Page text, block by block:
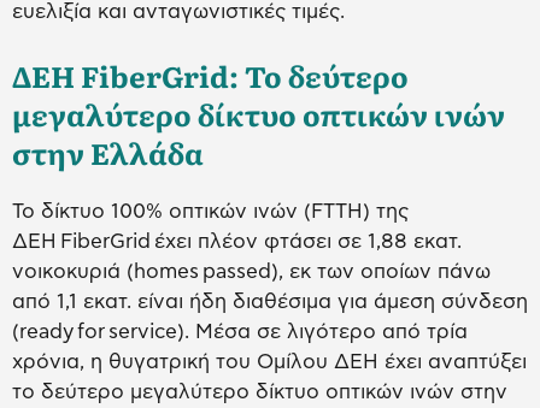
ευελιξία και ανταγωνιστικές τιμές.
ΔΕΗ FiberGrid: Το δεύτερο
μεγαλύτερο δίκτυο οπτικών ινών
στην Ελλάδα
Το δίκτυο 100% οπτικών ινών (FTTH) της
ΔΕΗ FiberGrid έχει πλέον φτάσει σε 1,88 εκατ.
νοικοκυριά (homes passed), εκ των οποίων πάνω
από 1,1 εκατ. είναι ήδη διαθέσιμα για άμεση σύνδεση
(ready for service). Μέσα σε λιγότερο από τρία
χρόνια, η θυγατρική του Ομίλου ΔΕΗ έχει αναπτύξει
το δεύτερο μεγαλύτερο δίκτυο οπτικών ινών στην